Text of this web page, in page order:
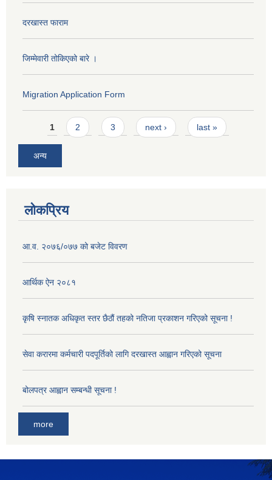
दरखास्त फाराम
जिम्मेवारी तोकिएको बारे ।
Migration Application Form
Pages
1 2 3 next › last »
अन्य
लोकप्रिय
आ‍.व. २०७६/०७७ को बजेट विवरण
आर्थिक ऐन २०८१
कृषि स्नातक अधिकृत स्तर छैठौं तहको नतिजा प्रकाशन गरिएको सूचना !
सेवा करारमा कर्मचारी पदपूर्तिको लागि दरखास्त आह्वान गरिएको सूचना
बोलपत्र आह्वान सम्बन्धी सूचना !
more